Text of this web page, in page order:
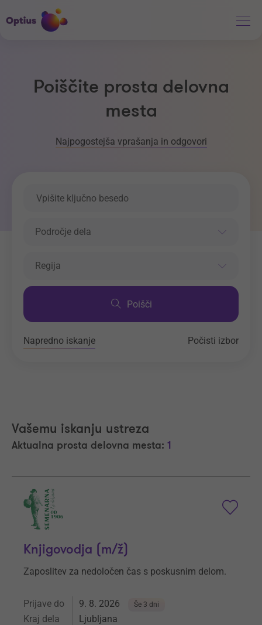
Poiščite prosta delovna
mesta
Najpogostejša vprašanja in odgovori
Področje dela
Regija
Poišči
Napredno iskanje Počisti izbor
Vašemu iskanju ustreza
Aktualna prosta delovna mesta: 1
Knjigovodja (m/ž)
Zaposlitev za nedoločen čas s poskusnim delom.
Prijave do 9. 8. 2026 Še 3 dni
Kraj dela Ljubljana